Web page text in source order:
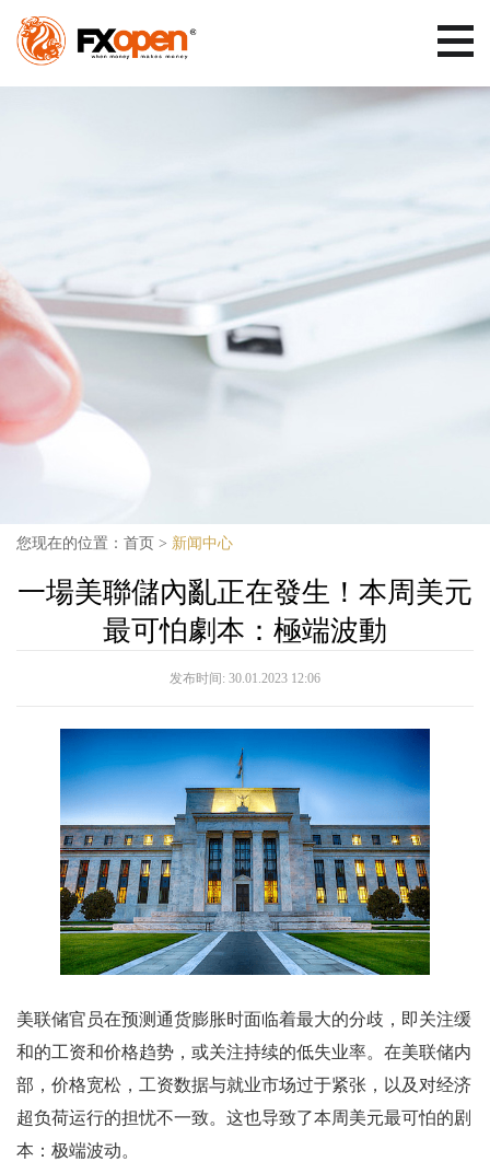
您现在的位置： 首页 > 新闻中心
一場美聯儲內亂正在發生！本周美元
最可怕劇本：極端波動
发布时间: 30.01.2023 12:06
美联储官员在预测通货膨胀时面临着最大的分歧，即关注缓
和的工资和价格趋势，或关注持续的低失业率。在美联储内
部，价格宽松，工资数据与就业市场过于紧张，以及对经济
超负荷运行的担忧不一致。这也导致了本周美元最可怕的剧
本：极端波动。